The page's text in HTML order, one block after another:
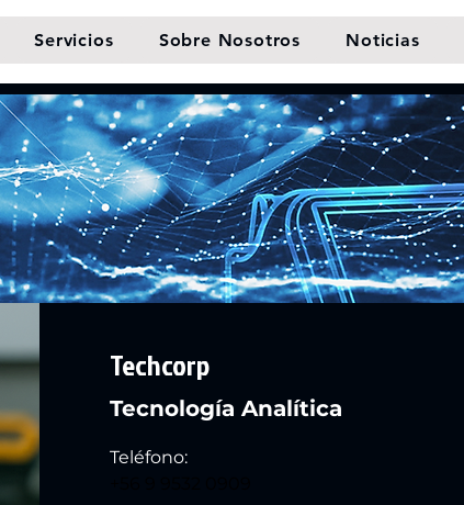
Servicios Sobre Nosotros Noticias
Techcorp
Tecnología Analítica
Teléfono: